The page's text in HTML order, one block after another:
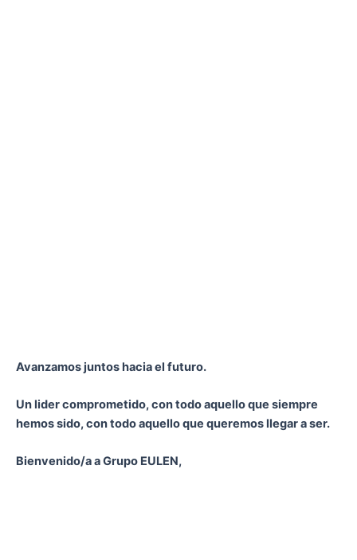
Avanzamos juntos hacia el futuro.
Un lider comprometido, con todo aquello que siempre
hemos sido, con todo aquello que queremos llegar a ser.
Bienvenido/a a Grupo EULEN,